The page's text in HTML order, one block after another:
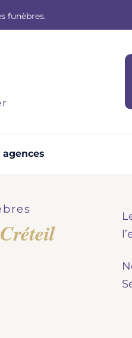
funèbres.
agences
soulager vos proches
cérémonie. Nous vous
Demander un
Créteil